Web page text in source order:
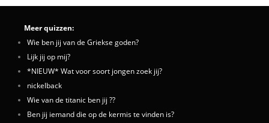
Meer quizzen:
Wie ben jij van de Griekse goden?
Lijk jij op mij?
*NIEUW* Wat voor soort jongen zoek jij?
nickelback
Wie van de titanic ben jij ??
Ben jij iemand die op de kermis te vinden is?